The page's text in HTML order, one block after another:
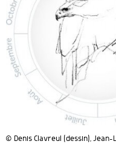
© Denis Clavreul (dessin), Jean-